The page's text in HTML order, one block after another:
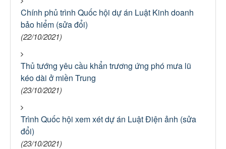
Chính phủ trình Quốc hội dự án Luật Kinh doanh
bảo hiểm (sửa đổi)
(22/10/2021)
Thủ tướng yêu cầu khẩn trương ứng phó mưa lũ
kéo dài ở miền Trung
(23/10/2021)
Trình Quốc hội xem xét dự án Luật Điện ảnh (sửa
đổi)
(23/10/2021)